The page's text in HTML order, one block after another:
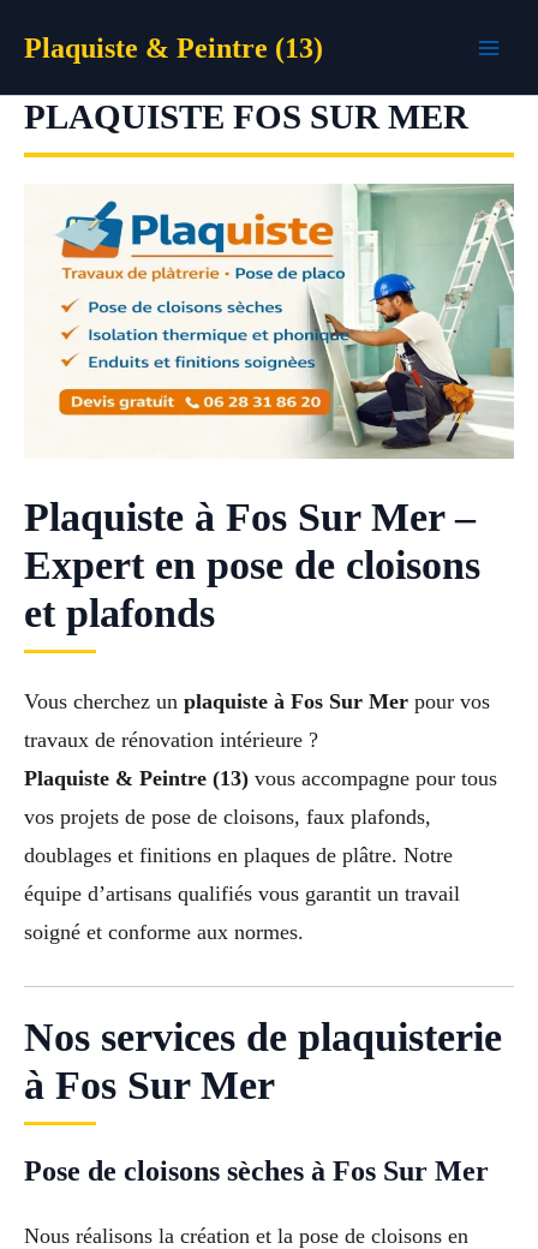
Plaquiste & Peintre (13)
PLAQUISTE FOS SUR MER
Plaquiste à Fos Sur Mer –
Expert en pose de cloisons
et plafonds
Vous cherchez un plaquiste à Fos Sur Mer pour vos
travaux de rénovation intérieure ?
Plaquiste & Peintre (13) vous accompagne pour tous
vos projets de pose de cloisons, faux plafonds,
doublages et finitions en plaques de plâtre. Notre
équipe d’artisans qualifiés vous garantit un travail
soigné et conforme aux normes.
Nos services de plaquisterie
à Fos Sur Mer
Pose de cloisons sèches à Fos Sur Mer
Nous réalisons la création et la pose de cloisons en